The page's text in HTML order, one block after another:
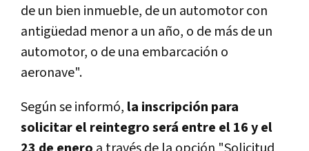
de un bien inmueble, de un automotor con
antigüedad menor a un año, o de más de un
automotor, o de una embarcación o
aeronave".
Según se informó, la inscripción para
solicitar el reintegro será entre el 16 y el